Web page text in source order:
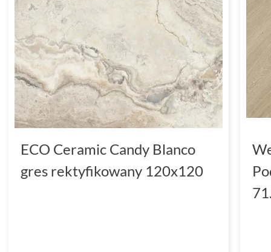
ECO Ceramic Candy Blanco
gres rektyfikowany 120x120